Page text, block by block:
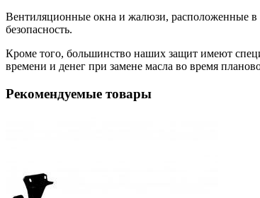
Вентиляционные окна и жалюзи, расположенные в
безопасность.
Кроме того, большинство наших защит имеют
времени и денег при замене масла во время
Рекомендуемые товары